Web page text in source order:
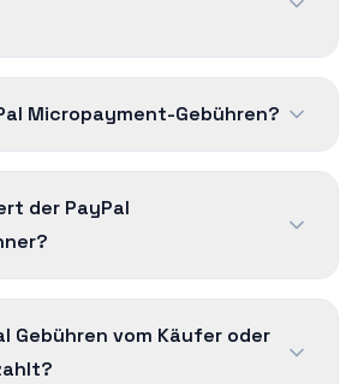
Micropayment-Gebühren?
der PayPal
Gebühren vom Käufer oder